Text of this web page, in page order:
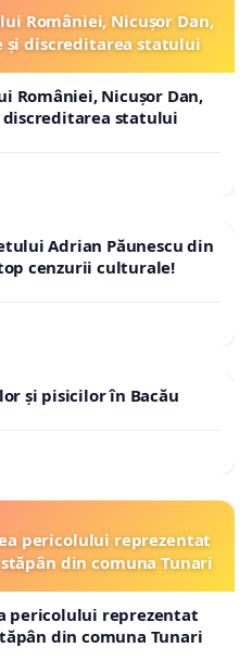
României, Nicușor Dan,
și discreditarea statului
României, Nicușor Dan,
statului
Adrian Păunescu din
cenzurii culturale!
și pisicilor în Bacău
pericolului reprezentat
din comuna Tunari
pericolului reprezentat
din comuna Tunari